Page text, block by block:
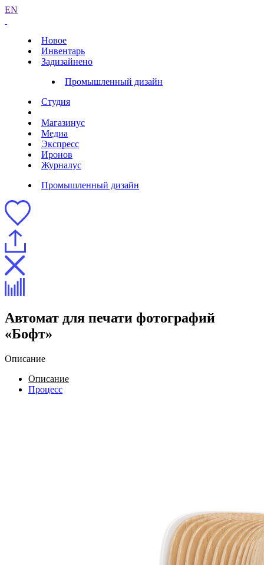
EN
Новое
Инвентарь
Задизайнено
Промышленный дизайн
Студия
Магазинус
Медиа
Экспресс
Иронов
Журналус
Промышленный дизайн
Автомат для печати фотографий
«Бофт»
Описание
Описание
Процесс